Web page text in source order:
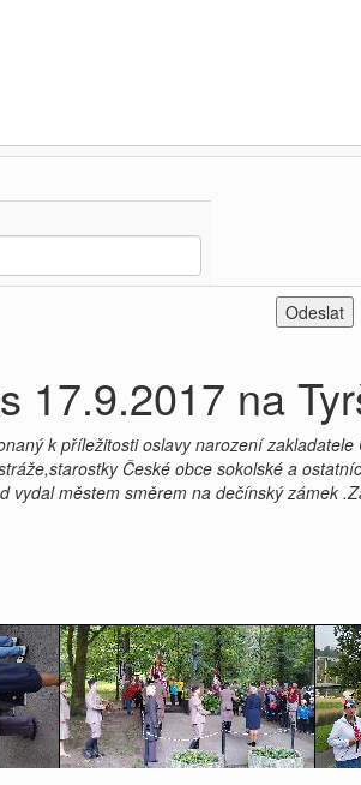
17.9.2017 na
k příležitosti oslavy narození
České obce sokolské a
vydal městem směrem na dečínský zámek